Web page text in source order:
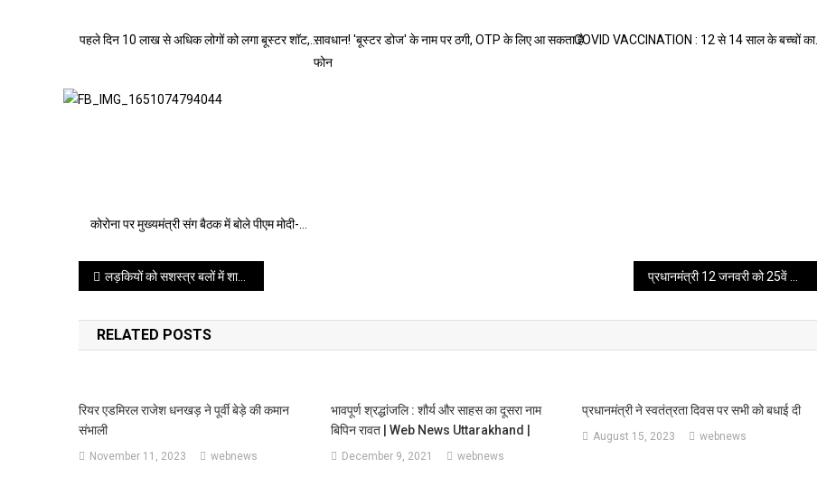
पहले दिन 10 लाख से अधिक लोगों को लगा बूस्टर शॉट,…सावधान! 'बूस्टर डोज' के नाम पर ठगी, OTP के लिए आ सकता है
फोन
COVID VACCINATION : 12 से 14 साल के बच्चों का…
कोरोना पर मुख्यमंत्री संग बैठक में बोले पीएम मोदी-…
Post
navigation
लड़कियों को सशस्त्र बलों में शामिल करने के लिए देश भर में खुलेंगे 100 सैनिक स्कूल
RELATED POSTS
रियर एडमिरल राजेश धनखड़ ने पूर्वी बेड़े की कमान
संभाली
November 11, 2023 webnews
भावपूर्ण श्रद्धांजलि : शौर्य और साहस का दूसरा नाम
बिपिन रावत | Web News Uttarakhand |
December 9, 2021 webnews
प्रधानमंत्री ने स्वतंत्रता दिवस पर सभी को बधाई दी
August 15, 2023 webnews